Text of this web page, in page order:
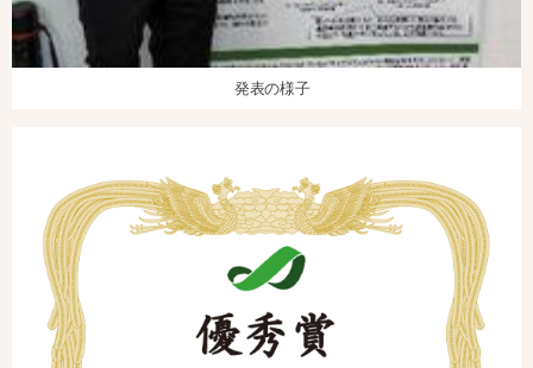
発表の様子